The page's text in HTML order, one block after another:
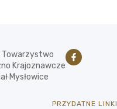
Towarzystwo
Krajoznawcze
Mysłowice
PRZYDATNE LINKI